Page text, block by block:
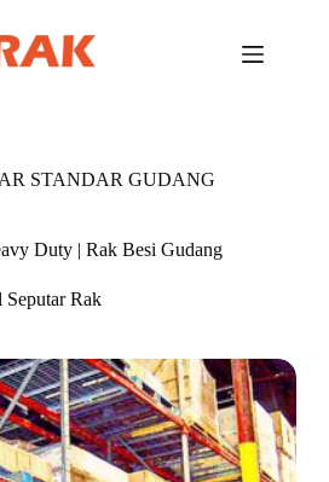
STANDAR GUDANG
Duty | Rak Besi Gudang
Rak